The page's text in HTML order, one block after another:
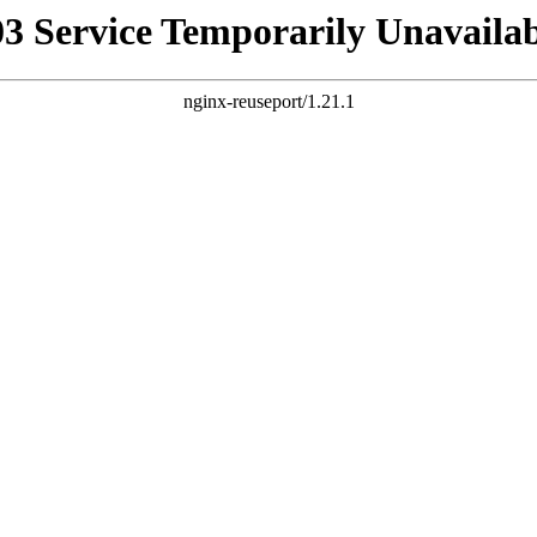
Service Temporarily
nginx-reuseport/1.21.1